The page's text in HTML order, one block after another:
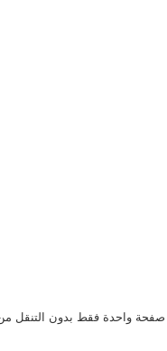
واحدة فقط بدون التنقل